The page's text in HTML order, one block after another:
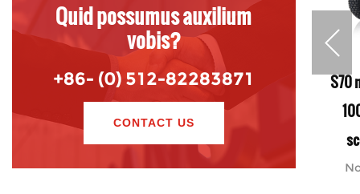
Quid possumus auxilium
vobis?
+86- (0) 512-82283871
CONTACT US
pro
S50 UK Solar Praeexage ElekTrikli
Delivery Sharing Off Road Mobility
Europe CELLA SCOoters de IV Rota
Electric E Scooter Adult
S70